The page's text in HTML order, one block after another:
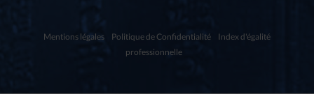
Mentions légales Politique de Confidentialité
Index d'égalité
professionnelle